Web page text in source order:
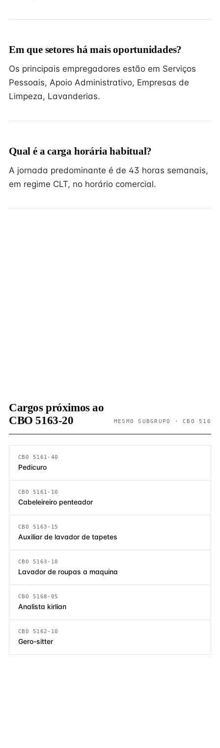
Em que setores há mais oportunidades?
Os principais empregadores estão em Serviços
Pessoais, Apoio Administrativo, Empresas de
Limpeza, Lavanderias.
Qual é a carga horária habitual?
A jornada predominante é de 43 horas semanais,
em regime CLT, no horário comercial.
Cargos próximos ao
CBO 5163-20
MESMO SUBGRUPO · CBO 516
CBO 5161-40
Pedicuro
CBO 5161-10
Cabeleireiro penteador
CBO 5163-15
Auxiliar de lavador de tapetes
CBO 5163-10
Lavador de roupas a maquina
CBO 5168-05
Analista kirlian
CBO 5162-10
Gero-sitter